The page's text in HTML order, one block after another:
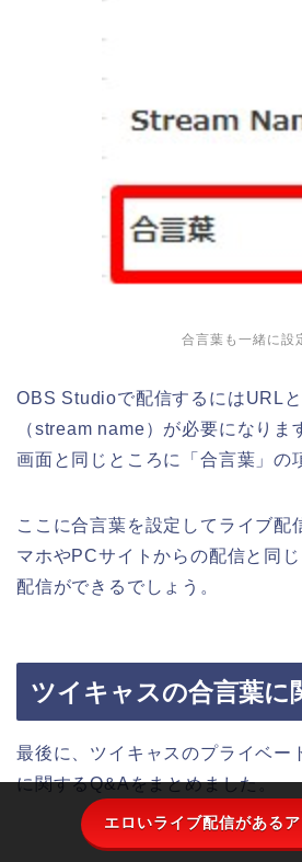
合言葉も一緒に設
OBS Studioで配信するにはURL
（stream name）が必要になりま
画面と同じところに「合言葉」の
ここに合言葉を設定してライブ配
マホやPCサイトからの配信と同
配信ができるでしょう。
ツイキャスの合言葉に
最後に、ツイキャスのプライベー
に関するQ&Aをまとめました。
エロいライブ配信がある